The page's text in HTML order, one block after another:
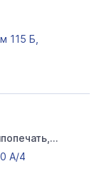
115 Б,
А/4